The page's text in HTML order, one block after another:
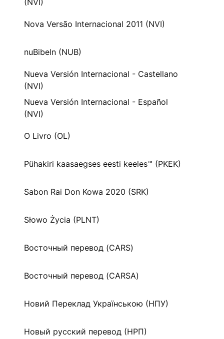
(NVI)
Nova Versão Internacional 2011 (NVI)
nuBibeln (NUB)
Nueva Versión Internacional - Castellano
(NVI)
Nueva Versión Internacional - Español
(NVI)
O Livro (OL)
Pühakiri kaasaegses eesti keeles™ (PKEK)
Sabon Rai Don Kowa 2020 (SRK)
Słowo Życia (PLNT)
Восточный перевод (CARS)
Восточный перевод (CARSA)
Новий Переклад Українською (НПУ)
Новый русский перевод (НРП)